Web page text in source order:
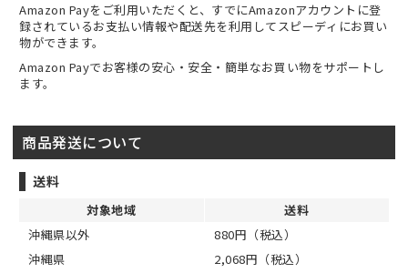
Amazon Payをご利用いただくと、すでにAmazonアカウントに登
録されているお支払い情報や配送先を利用してスピーディにお買い
物ができます。
Amazon Payでお客様の安心・安全・簡単なお買い物をサポートし
ます。
商品発送について
送料
対象地域
送料
沖縄県以外
880円（税込）
沖縄県
2,068円（税込）